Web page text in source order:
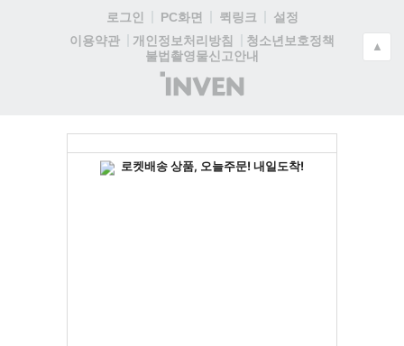
로그인 PC화면 퀵링크
설정
이용약관
개인정보처리방침
청소년보호정책
불법촬영물신고안내
(주)
인
▲